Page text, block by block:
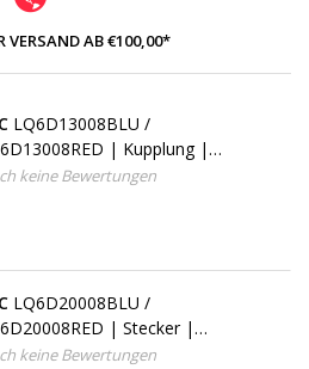
VERSAND AB €100,00*
LQ6D13008BLU /
| Kupplung |
verchromt | PTF
keine Bewertungen
LQ6D20008BLU /
| Stecker |
verchromt | PTF
keine Bewertungen